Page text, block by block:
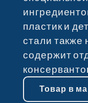
пластик и
стали
содержит
Товар в